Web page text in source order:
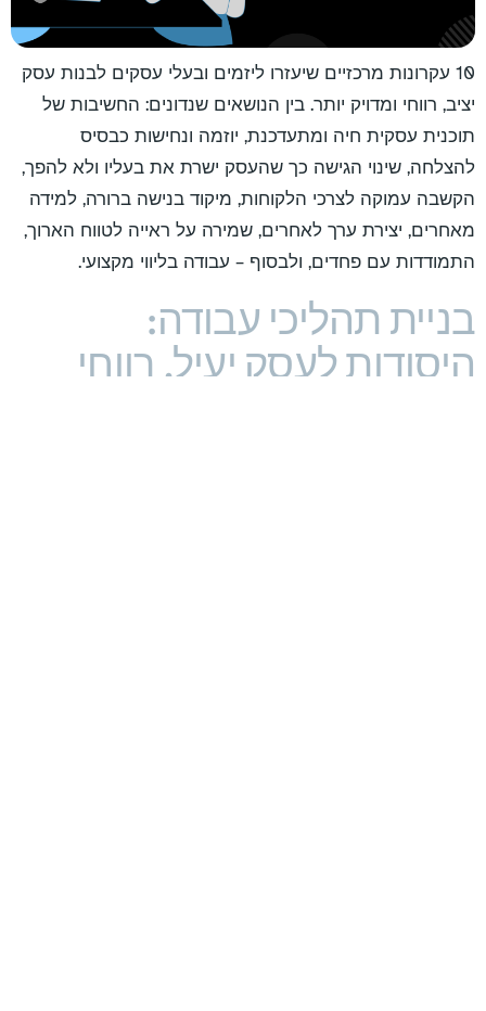
10 עקרונות מרכזיים שיעזרו ליזמים ובעלי עסקים לבנות עסק
יציב, רווחי ומדויק יותר. בין הנושאים שנדונים: החשיבות של
תוכנית עסקית חיה ומתעדכנת, יוזמה ונחישות כבסיס
להצלחה, שינוי הגישה כך שהעסק ישרת את בעליו ולא להפך,
הקשבה עמוקה לצרכי הלקוחות, מיקוד בנישה ברורה, למידה
מאחרים, יצירת ערך לאחרים, שמירה על ראייה לטווח הארוך,
התמודדות עם פחדים, ולבסוף – עבודה בליווי מקצועי.
בניית תהליכי עבודה:
היסודות לעסק יעיל, רווחי